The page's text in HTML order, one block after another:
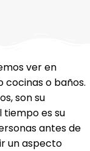
ver en
cocinas o baños.
son su
tiempo es su
antes de
un aspecto